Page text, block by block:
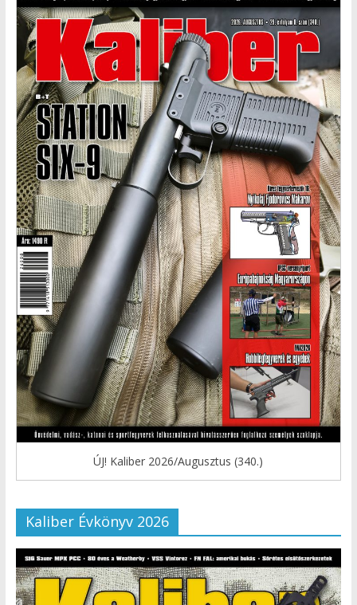
ÚJ! Kaliber 2026/Augusztus (340.)
Kaliber Évkönyv 2026